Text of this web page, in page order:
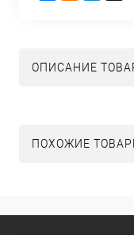
ОПИСАНИЕ
ПОХОЖИЕ